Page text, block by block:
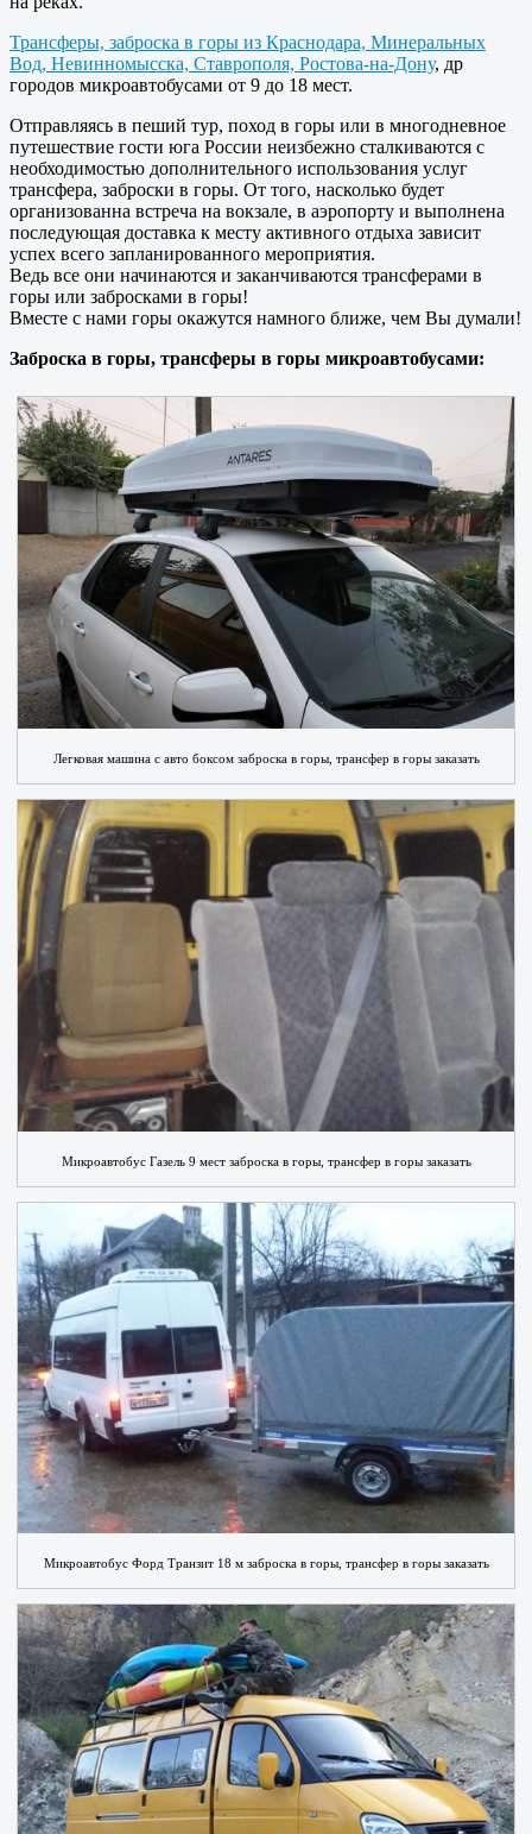
Трансферы, заброска в горы из Краснодара, Минеральных
Вод, Невинномысска, Ставрополя, Ростова-на-Дону, др
городов микроавтобусами от 9 до 18 мест.
Отправляясь в пеший тур, поход в горы или в многодневное
путешествие гости юга России неизбежно сталкиваются с
необходимостью дополнительного использования услуг
трансфера, заброски в горы. От того, насколько будет
организованна встреча на вокзале, в аэропорту и выполнена
последующая доставка к месту активного отдыха зависит
успех всего запланированного мероприятия.
Ведь все они начинаются и заканчиваются трансферами в
горы или забросками в горы!
Вместе с нами горы окажутся намного ближе, чем Вы думали!
Заброска в горы, трансферы в горы микроавтобусами:
Легковая машина с авто боксом заброска в горы, трансфер в горы заказать
Микроавтобус Газель 9 мест заброска в горы, трансфер в горы заказать
Микроавтобус Форд Транзит 18 м заброска в горы, трансфер в горы заказать